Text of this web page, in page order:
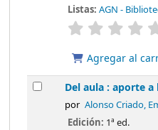
Listas: AGN -
valoración
Agregar al
Del aula : aporte
por Alonso Criado,
Edición: 1ª ed.